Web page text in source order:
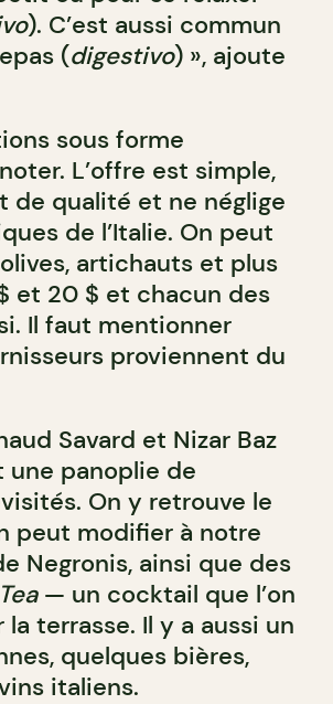
). C’est aussi commun
(digestivo) », ajoute
sous forme
L’offre est simple,
de qualité et ne néglige
de l’Italie. On peut
artichauts et plus
et 20 $ et chacun des
Il faut mentionner
proviennent du
Savard et Nizar Baz
panoplie de
On y retrouve le
peut modifier à notre
Negronis, ainsi que des
— un cocktail que l’on
terrasse. Il y a aussi un
quelques bières,
italiens.